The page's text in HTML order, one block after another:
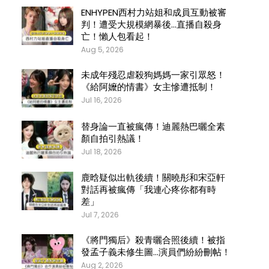
ENHYPEN西村力站姐和成員互動被審
判！遭受大規模網暴後…直播自殺身
亡！懶人包看起！
Aug 5, 2026
未成年殘忍虐殺狗媽媽一家引眾怒！
《給阿嬤的情書》女主慘遭抵制！
Jul 16, 2026
替身論一直被瘋傳！迪麗熱巴曬全素
顏自拍引熱議！
Jul 18, 2026
鹿晗疑似出軌後續！關曉彤和宋亞軒
對話再被瘋傳「我連心疼你都有時
差」
Jul 7, 2026
《將門獨后》殺青曬合照後續！被指
發孟子義未修生圖…演員們紛紛刪帖！
Aug 2, 2026